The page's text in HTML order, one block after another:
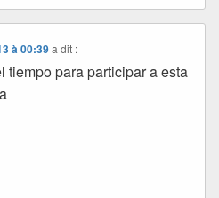
à 00:39 a dit :
tiempo para participar a esta